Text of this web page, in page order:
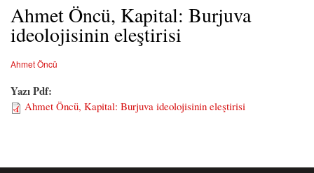
Ahmet Öncü, Kapital: Burjuva
ideolojisinin eleştirisi
Ahmet Öncü
Yazı Pdf:
Ahmet Öncü, Kapital: Burjuva ideolojisinin eleştirisi